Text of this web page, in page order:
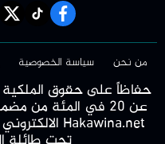
facebook
Tiktok
من نحن سياسة الخصوصية
حفاظاً على حقوق
عن 20 في المئة من